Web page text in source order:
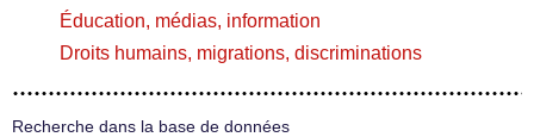
Éducation, médias, information
Droits humains, migrations, discriminations
Recherche dans la base de données